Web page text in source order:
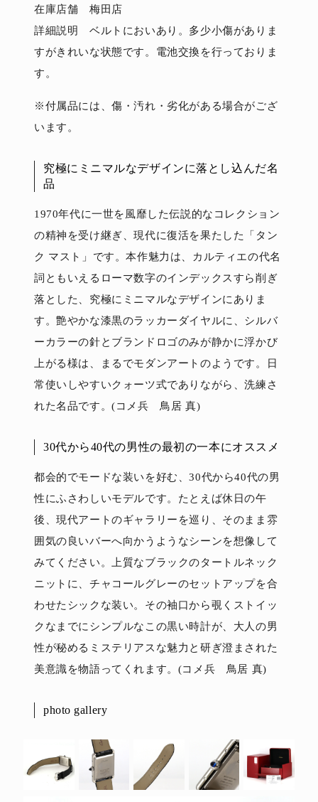
在庫店舗 梅田店
詳細説明 ベルトにおいあり。多少小傷がありま
すがきれいな状態です。電池交換を行っておりま
す。
※付属品には、傷・汚れ・劣化がある場合がござ
います。
究極にミニマルなデザインに落とし込んだ名
品
1970年代に一世を風靡した伝説的なコレクション
の精神を受け継ぎ、現代に復活を果たした「タン
ク マスト」です。本作魅力は、カルティエの代名
詞ともいえるローマ数字のインデックスすら削ぎ
落とした、究極にミニマルなデザインにありま
す。艶やかな漆黒のラッカーダイヤルに、シルバ
ーカラーの針とブランドロゴのみが静かに浮かび
上がる様は、まるでモダンアートのようです。日
常使いしやすいクォーツ式でありながら、洗練さ
れた名品です。(コメ兵 鳥居 真)
30代から40代の男性の最初の一本にオススメ
都会的でモードな装いを好む、30代から40代の男
性にふさわしいモデルです。たとえば休日の午
後、現代アートのギャラリーを巡り、そのまま雰
囲気の良いバーへ向かうようなシーンを想像して
みてください。上質なブラックのタートルネック
ニットに、チャコールグレーのセットアップを合
わせたシックな装い。その袖口から覗くストイッ
クなまでにシンプルなこの黒い時計が、大人の男
性が秘めるミステリアスな魅力と研ぎ澄まされた
美意識を物語ってくれます。(コメ兵 鳥居 真)
photo gallery